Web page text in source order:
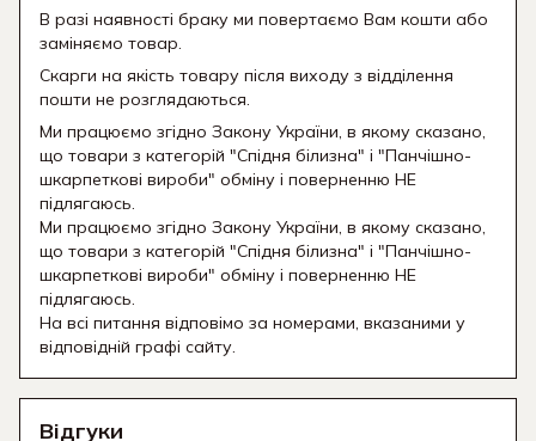
В разі наявності браку ми повертаємо Вам кошти або
заміняємо товар.
Скарги на якість товару після виходу з відділення
пошти не розглядаються.
Ми працюємо згідно Закону України, в якому сказано,
що товари з категорій "Спідня білизна" і "Панчішно-
шкарпеткові вироби" обміну і поверненню НЕ
підлягаюсь.
Ми працюємо згідно Закону України, в якому сказано,
що товари з категорій "Спідня білизна" і "Панчішно-
шкарпеткові вироби" обміну і поверненню НЕ
підлягаюсь.
На всі питання відповімо за номерами, вказаними у
відповідній графі сайту.
Відгуки